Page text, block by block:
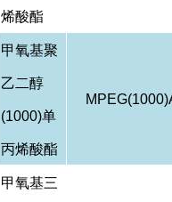
烯酸酯
甲氧基聚
乙二醇
(1000)单
丙烯酸酯
甲氧基三